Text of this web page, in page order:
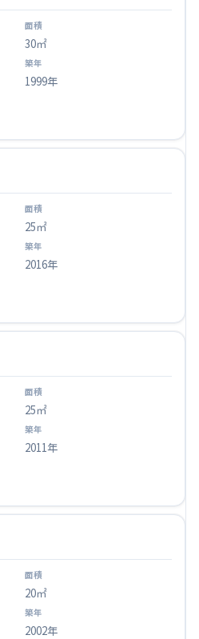
30㎡
1999年
25㎡
2016年
25㎡
2011年
20㎡
2002年